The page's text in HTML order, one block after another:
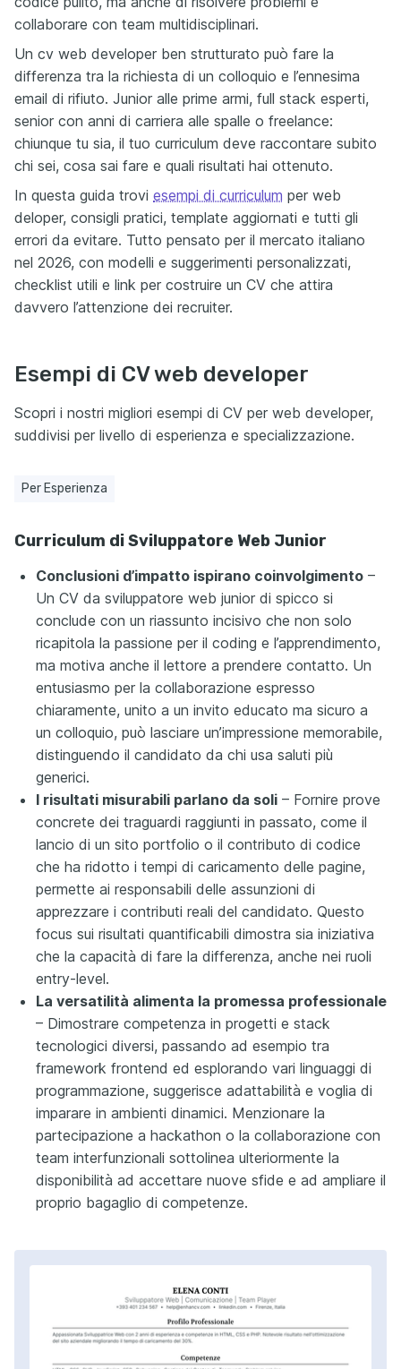
collaborare con team multidisciplinari.
Un cv web developer ben strutturato può fare la
differenza tra la richiesta di un colloquio e l’ennesima
email di rifiuto. Junior alle prime armi, full stack esperti,
senior con anni di carriera alle spalle o freelance:
chiunque tu sia, il tuo curriculum deve raccontare subito
chi sei, cosa sai fare e quali risultati hai ottenuto.
In questa guida trovi esempi di curriculum per web
deloper, consigli pratici, template aggiornati e tutti gli
errori da evitare. Tutto pensato per il mercato italiano
nel 2026, con modelli e suggerimenti personalizzati,
checklist utili e link per costruire un CV che attira
davvero l’attenzione dei recruiter.
Esempi di CV web developer
Scopri i nostri migliori esempi di CV per web developer,
suddivisi per livello di esperienza e specializzazione.
Per Esperienza
Curriculum di Sviluppatore Web Junior
Conclusioni d’impatto ispirano coinvolgimento –
Un CV da sviluppatore web junior di spicco si
conclude con un riassunto incisivo che non solo
ricapitola la passione per il coding e l’apprendimento,
ma motiva anche il lettore a prendere contatto. Un
entusiasmo per la collaborazione espresso
chiaramente, unito a un invito educato ma sicuro a
un colloquio, può lasciare un’impressione memorabile,
distinguendo il candidato da chi usa saluti più
generici.
I risultati misurabili parlano da soli – Fornire prove
concrete dei traguardi raggiunti in passato, come il
lancio di un sito portfolio o il contributo di codice
che ha ridotto i tempi di caricamento delle pagine,
permette ai responsabili delle assunzioni di
apprezzare i contributi reali del candidato. Questo
focus sui risultati quantificabili dimostra sia iniziativa
che la capacità di fare la differenza, anche nei ruoli
entry-level.
La versatilità alimenta la promessa professionale
– Dimostrare competenza in progetti e stack
tecnologici diversi, passando ad esempio tra
framework frontend ed esplorando vari linguaggi di
programmazione, suggerisce adattabilità e voglia di
imparare in ambienti dinamici. Menzionare la
partecipazione a hackathon o la collaborazione con
team interfunzionali sottolinea ulteriormente la
disponibilità ad accettare nuove sfide e ad ampliare il
proprio bagaglio di competenze.